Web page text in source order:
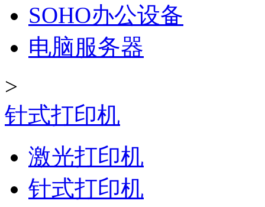
SOHO办公设备
电脑服务器
>
针式打印机
激光打印机
针式打印机